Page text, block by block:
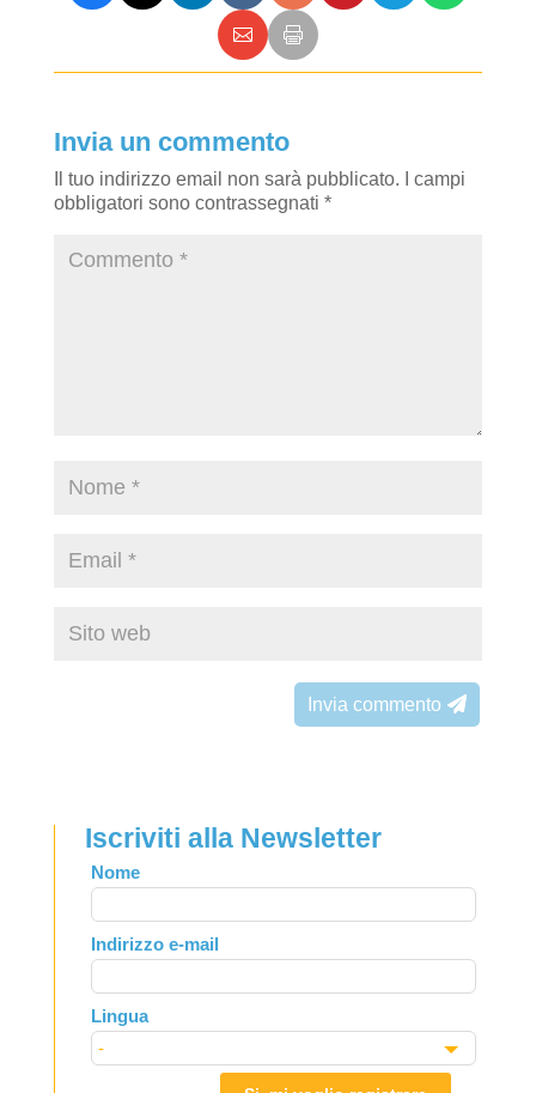
Invia un commento
Il tuo indirizzo email non sarà pubblicato.
I campi
obbligatori sono contrassegnati *
Invia commento
Iscriviti alla Newsletter
Leave
this
field
blank
Nome
Indirizzo e-mail
Lingua